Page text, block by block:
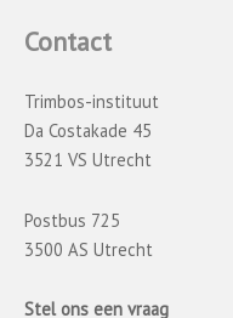
Contact
Trimbos-instituut
Da Costakade 45
3521 VS Utrecht
Postbus 725
3500 AS Utrecht
Stel ons een vraag